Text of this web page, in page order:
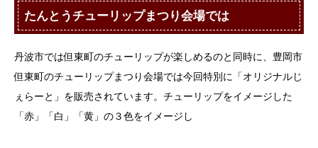
たんとうチューリップまつり会場では
丹波市では但東町のチューリップが楽しめるのと同時に、豊岡市
但東町のチューリップまつり会場では今回特別に「オリジナルじ
ぇらーと」を販売されています。チューリップをイメージした
「赤」「白」「黄」の３色をイメージし